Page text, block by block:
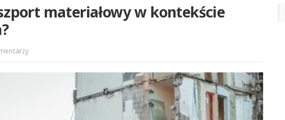
materiałowy w kontekście